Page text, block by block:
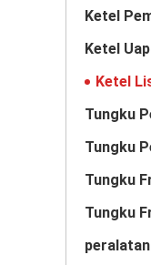
Ketel
Ketel
Tungku
Tungku
Tungku
Tungku